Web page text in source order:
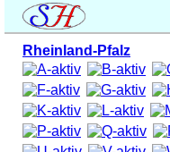
Rheinland-Pfalz